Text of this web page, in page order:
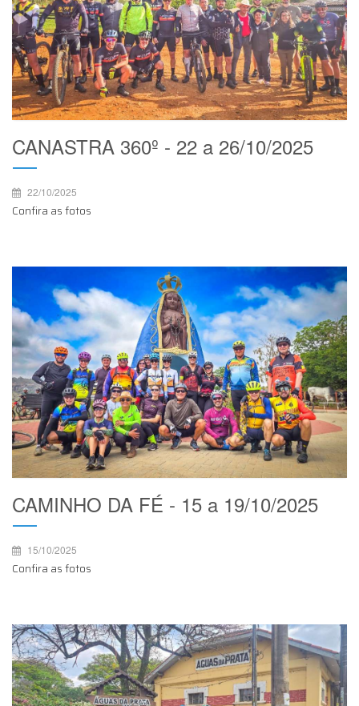
CANASTRA 360º - 22 a 26/10/2025
22/10/2025
Confira as fotos
CAMINHO DA FÉ - 15 a 19/10/2025
15/10/2025
Confira as fotos